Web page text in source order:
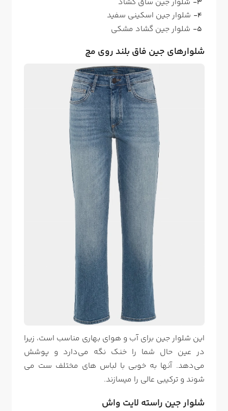
شلوار جین اسکینی سفید
شلوار جین گشاد مشکی
شلوارهای جین فاق بلند روی مچ
این شلوار جین برای آب و هوای بهاری مناسب است، زیرا
در عین حال شما را خنک نگه می‌دارد و پوشش
می‌دهد. آنها به خوبی با لباس های مختلف ست می
شوند و ترکیبی عالی را میسازند.
شلوار جین راسته لایت واش